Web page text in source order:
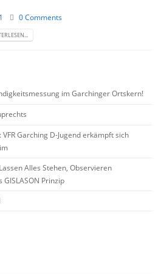
0 Comments
im Garchinger Ortskern!
Garching D-Jugend erkämpft sich
Alles Stehen, Observieren
Prinzip